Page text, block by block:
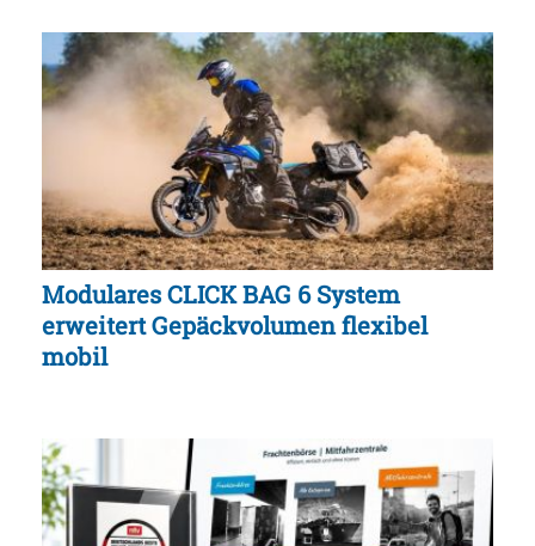
Modulares CLICK BAG 6 System
erweitert Gepäckvolumen flexibel
mobil